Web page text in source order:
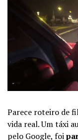
Parece roteiro de
vida real. Um táxi
pelo Google, foi